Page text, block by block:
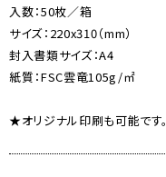
入数：50枚／箱
サイズ：220x310（mm）
封入書類サイズ：A4
紙質：FSC雲竜105g/㎡
★オリジナル印刷も可能です。